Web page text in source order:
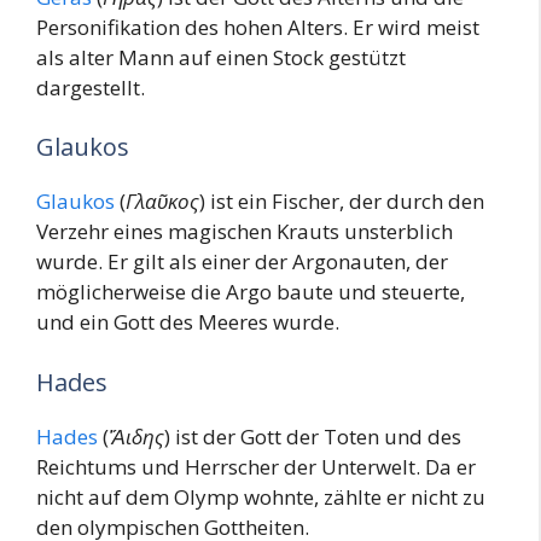
Personifikation des hohen Alters. Er wird meist
als alter Mann auf einen Stock gestützt
dargestellt.
Glaukos
Glaukos (Γλαῦκος) ist ein Fischer, der durch den
Verzehr eines magischen Krauts unsterblich
wurde. Er gilt als einer der Argonauten, der
möglicherweise die Argo baute und steuerte,
und ein Gott des Meeres wurde.
Hades
Hades (Ἅιδης) ist der Gott der Toten und des
Reichtums und Herrscher der Unterwelt. Da er
nicht auf dem Olymp wohnte, zählte er nicht zu
den olympischen Gottheiten.